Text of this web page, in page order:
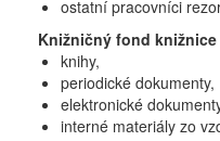
ostatní pracovníci
Knižničný fond
knihy,
periodické dokumenty,
elektronické
interné materiály zo